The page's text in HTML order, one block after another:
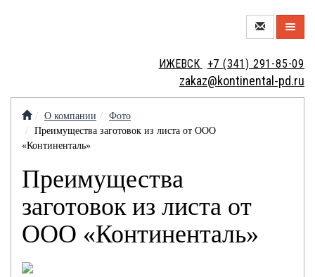
ИЖЕВСК +7 (341) 291-85-09
zakaz@kontinental-pd.ru
НОВЫЙ
ЦЕХ
МЕТАЛЛОТОРГОВЛЯ
МЕТАЛЛООБРАБОТКА
О компании
Фото
Преимущества заготовок из листа от ООО
«Континенталь»
Преимущества
заготовок из листа от
ООО «Континенталь»